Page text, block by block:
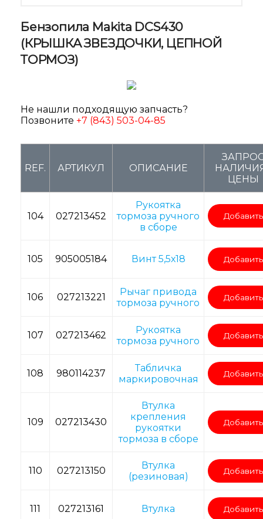
Бензопила Makita DCS430
(КРЫШКА ЗВЕЗДОЧКИ, ЦЕПНОЙ
ТОРМОЗ)
Не нашли подходящую запчасть?
Позвоните +7 (843) 503-04-85
REF. АРТИКУЛ ОПИСАНИЕ
ЦЕНЫ
104 027213452
Рукоятка
тормоза ручного
в сборе
Добавить
105 905005184 Винт 5,5х18 Добавить
106 027213221
Рычаг привода
тормоза ручного
Добавить
107 027213462
Рукоятка
тормоза ручного
Добавить
108 980114237
Табличка
маркировочная
Добавить
109 027213430
Втулка
крепления
рукоятки
тормоза в сборе
Добавить
110 027213150
Втулка
(резиновая)
Добавить
111 027213161 Втулка Добавить